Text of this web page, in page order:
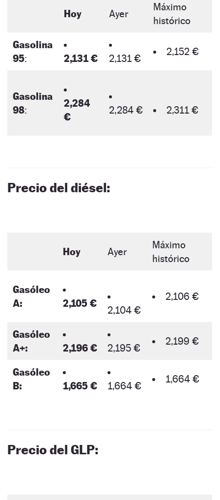
Hoy Ayer
Máximo
histórico
Gasolina
95: 2,131 € 2,131 €
2,152 €
Gasolina
98:
2,284
€
2,284 € 2,311 €
Precio del diésel:
Hoy Ayer
Máximo
histórico
Gasóleo
A:
2,105 €
2,104 €
2,106 €
Gasóleo
A+:
2,196 € 2,195 €
2,199 €
Gasóleo
B:
1,665 € 1,664 €
1,664 €
Precio del GLP: